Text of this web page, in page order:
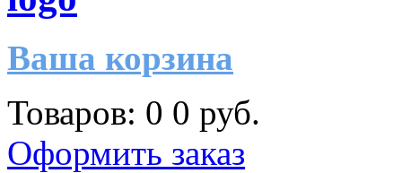
Ваша корзина
Товаров: 0 0 руб.
Оформить заказ